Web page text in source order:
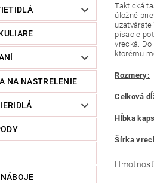
NA NASTRELENIE
Taktická
úložné
písacie
vrecká.
ktorému
Rozmery:
Celková
Hĺbka
Šírka
Hmotnosť